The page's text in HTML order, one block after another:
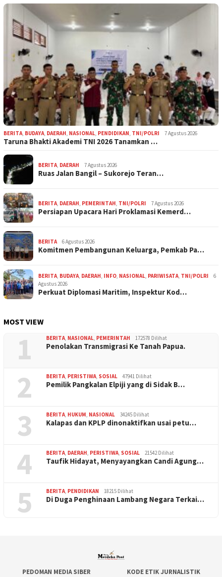
BERITA, BUDAYA, DAERAH, NASIONAL, PENDIDIKAN, TNI/POLRI 7 Agustus 2026
Taruna Bhakti Akademi TNI 2026 Tanamkan …
BERITA, DAERAH 7 Agustus 2026
Ruas Jalan Bangil – Sukorejo Teran…
BERITA, DAERAH, PEMERINTAH, TNI/POLRI 7 Agustus 2026
Persiapan Upacara Hari Proklamasi Kemerd…
BERITA 6 Agustus 2026
Komitmen Pembangunan Keluarga, Pemkab Pa…
BERITA, BUDAYA, DAERAH, INFO, NASIONAL, PARIWISATA, TNI/POLRI
6
Agustus 2026
Perkuat Diplomasi Maritim, Inspektur Kod…
MOST VIEW
1 BERITA, NASIONAL, PEMERINTAH 172578 Dilihat
Penolakan Transmigrasi Ke Tanah Papua.
2 BERITA, PERISTIWA, SOSIAL 47941 Dilihat
Pemilik Pangkalan Elpiji yang di Sidak B…
3 BERITA, HUKUM, NASIONAL 34245 Dilihat
Kalapas dan KPLP dinonaktifkan usai petu…
4 BERITA, DAERAH, PERISTIWA, SOSIAL 21542 Dilihat
Taufik Hidayat, Menyayangkan Candi Agung…
5 BERITA, PENDIDIKAN 18215 Dilihat
Di Duga Penghinaan Lambang Negara Terkai…
PEDOMAN MEDIA SIBER KODE ETIK JURNALISTIK